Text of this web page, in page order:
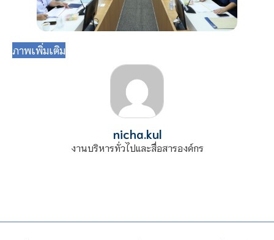
ภาพเพิ่มเติม
nicha.kul
งานบริหารทั่วไปและสื่อสารองค์กร